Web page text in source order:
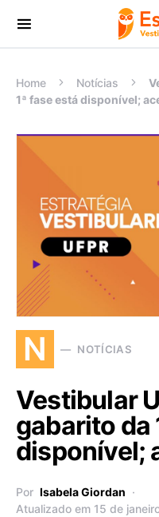
Procurar:
Home Notícias
1ª fase está disponível;
N NOTÍCIAS
Vestibular
gabarito da
disponível;
Por Isabela Giordan
Atualizado em 15 de